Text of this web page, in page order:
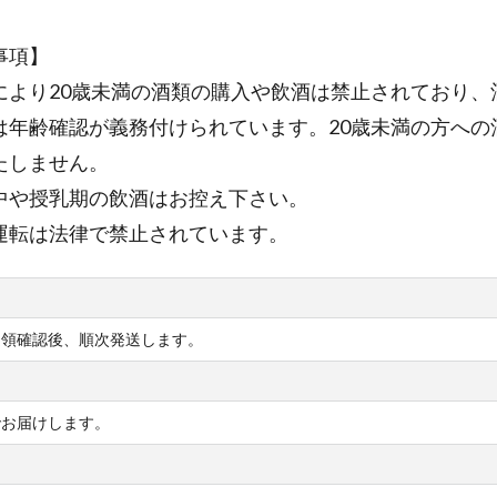
】
より20歳未満の酒類の購入や飲酒は禁止されており、
年齢確認が義務付けられています。20歳未満の方への
ません。
や授乳期の飲酒はお控え下さい。
転は法律で禁止されています。
確認後、順次発送します。
届けします。